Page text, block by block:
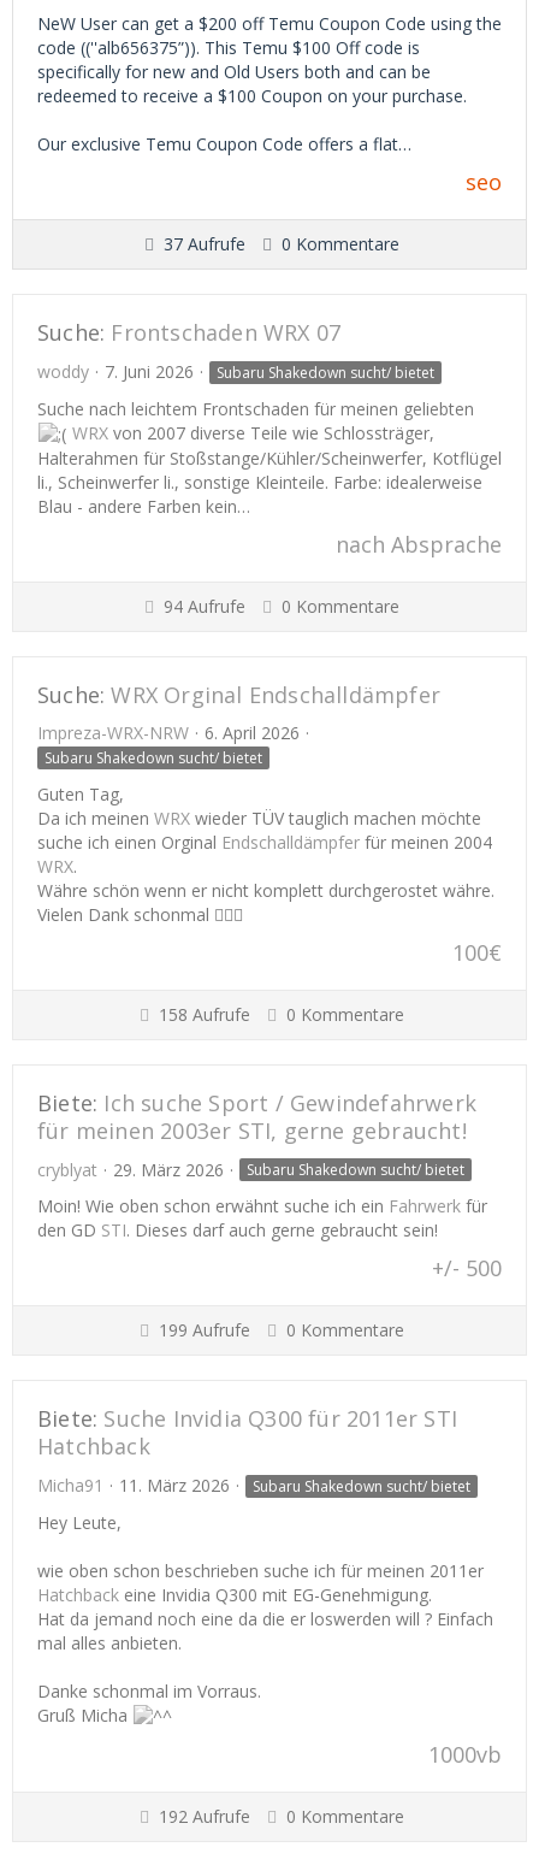
NeW User can get a $200 off Temu Coupon Code using the
code ((''alb656375”)). This Temu $100 Off code is
specifically for new and Old Users both and can be
redeemed to receive a $100 Coupon on your purchase.
Our exclusive Temu Coupon Code offers a flat…
seo
37 Aufrufe 0 Kommentare
Suche: Frontschaden WRX 07
woddy 7. Juni 2026 Subaru Shakedown sucht/ bietet
Suche nach leichtem Frontschaden für meinen geliebten
WRX von 2007 diverse Teile wie Schlossträger,
Halterahmen für Stoßstange/Kühler/Scheinwerfer, Kotflügel
li., Scheinwerfer li., sonstige Kleinteile. Farbe: idealerweise
Blau - andere Farben kein…
nach Absprache
94 Aufrufe 0 Kommentare
Suche:WRX Orginal Endschalldämpfer
Impreza-WRX-NRW 6. April 2026
Subaru Shakedown sucht/ bietet
Guten Tag,
Da ich meinen WRX wieder TÜV tauglich machen möchte
suche ich einen Orginal Endschalldämpfer für meinen 2004
WRX.
Währe schön wenn er nicht komplett durchgerostet währe.
Vielen Dank schonmal 🙋🏼‍♂️
100€
158 Aufrufe 0 Kommentare
Biete: Ich suche Sport / Gewindefahrwerk
für meinen 2003er STI, gerne gebraucht!
cryblyat 29. März 2026 Subaru Shakedown sucht/ bietet
Moin! Wie oben schon erwähnt suche ich ein Fahrwerk für
den GD STI. Dieses darf auch gerne gebraucht sein!
+/- 500
199 Aufrufe 0 Kommentare
Biete: Suche Invidia Q300 für 2011er STI
Hatchback
Micha91 11. März 2026 Subaru Shakedown sucht/ bietet
Hey Leute,
wie oben schon beschrieben suche ich für meinen 2011er
Hatchback eine Invidia Q300 mit EG-Genehmigung.
Hat da jemand noch eine da die er loswerden will ? Einfach
mal alles anbieten.
Danke schonmal im Vorraus.
Gruß Micha
1000vb
192 Aufrufe 0 Kommentare